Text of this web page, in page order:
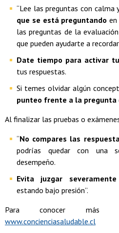
“Lee las preguntas con calma
que se está preguntando en
las preguntas de la
que pueden ayudarte a
Date tiempo para activar
tus respuestas.
Si temes olvidar algún
punteo frente a la pregunta
Al finalizar las pruebas o
“No compares las
podrías quedar con una
desempeño.
Evita juzgar
estando bajo presión”.
Para conocer más
www.concienciasaludable.cl